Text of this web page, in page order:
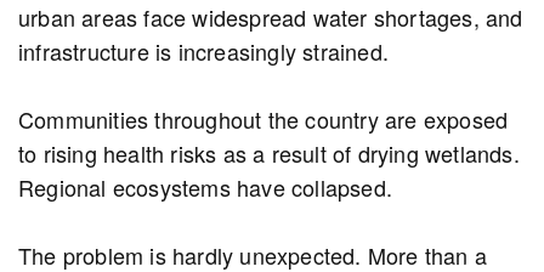
urban areas face widespread water shortages, and
infrastructure is increasingly strained.
Communities throughout the country are exposed
to rising health risks as a result of drying wetlands.
Regional ecosystems have collapsed.
The problem is hardly unexpected. More than a